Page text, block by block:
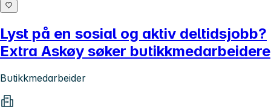
Lyst på en sosial og aktiv deltidsjobb?
Extra Askøy søker butikkmedarbeidere
Butikkmedarbeider